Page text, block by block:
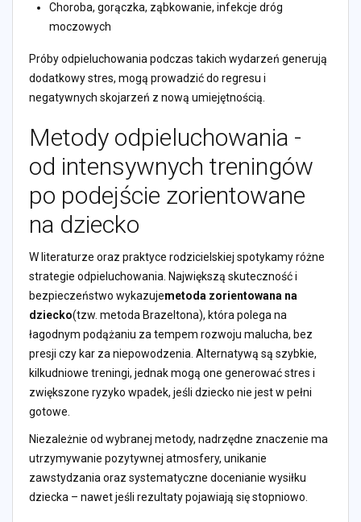
Choroba, gorączka, ząbkowanie, infekcje dróg
moczowych
Próby odpieluchowania podczas takich wydarzeń generują
dodatkowy stres, mogą prowadzić do regresu i
negatywnych skojarzeń z nową umiejętnością.
Metody odpieluchowania -
od intensywnych treningów
po podejście zorientowane
na dziecko
W literaturze oraz praktyce rodzicielskiej spotykamy różne
strategie odpieluchowania. Największą skuteczność i
bezpieczeństwo wykazujemetoda zorientowana na
dziecko(tzw. metoda Brazeltona), która polega na
łagodnym podążaniu za tempem rozwoju malucha, bez
presji czy kar za niepowodzenia. Alternatywą są szybkie,
kilkudniowe treningi, jednak mogą one generować stres i
zwiększone ryzyko wpadek, jeśli dziecko nie jest w pełni
gotowe.
Niezależnie od wybranej metody, nadrzędne znaczenie ma
utrzymywanie pozytywnej atmosfery, unikanie
zawstydzania oraz systematyczne docenianie wysiłku
dziecka – nawet jeśli rezultaty pojawiają się stopniowo.